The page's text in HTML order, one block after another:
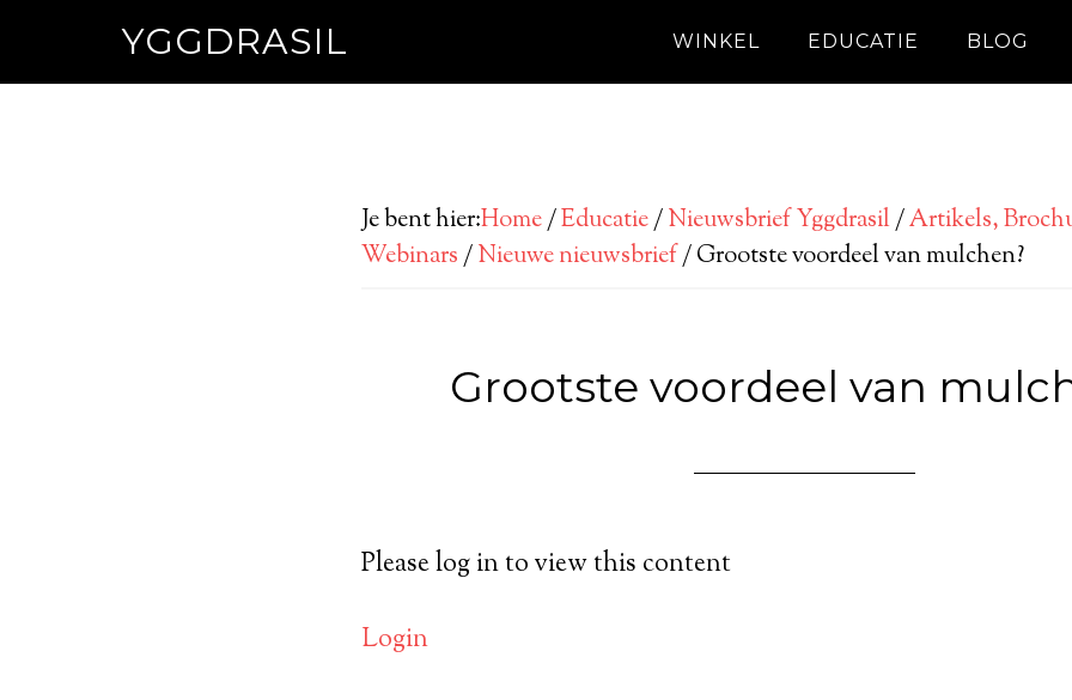
YGGDRASIL WINKEL EDUCATIE BLOG
Je bent hier:Home/Educatie/Nieuwsbrief Yggdrasil/Artikels,
Webinars/Nieuwe nieuwsbrief/Grootste voordeel van mulchen?
Grootste voordeel van
Please log in to view this content
Login